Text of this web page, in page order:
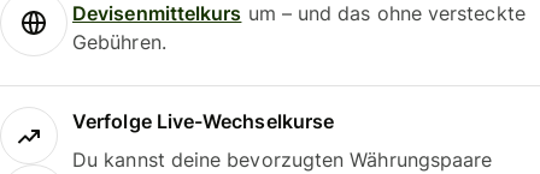
Devisenmittelkurs um – und das ohne versteckte
Gebühren.
Verfolge Live-Wechselkurse
Du kannst deine bevorzugten Währungspaare